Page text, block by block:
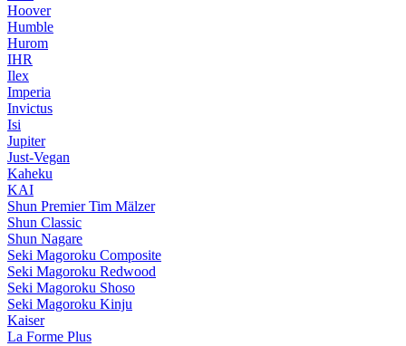
Hoover
Humble
Hurom
IHR
Ilex
Imperia
Invictus
Isi
Jupiter
Just-Vegan
Kaheku
KAI
Shun Premier Tim Mälzer
Shun Classic
Shun Nagare
Seki Magoroku Composite
Seki Magoroku Redwood
Seki Magoroku Shoso
Seki Magoroku Kinju
Kaiser
La Forme Plus